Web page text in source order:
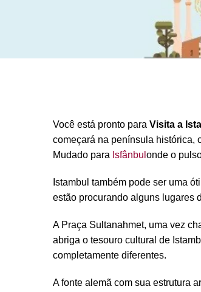
Você está pronto para Visita a
começará na península histórica,
Mudado para Isfânbul onde o
Istambul também pode ser uma
estão procurando alguns lugares
A Praça Sultanahmet, uma vez
abriga o tesouro cultural de
completamente diferentes.
A fonte alemã com sua estrutura